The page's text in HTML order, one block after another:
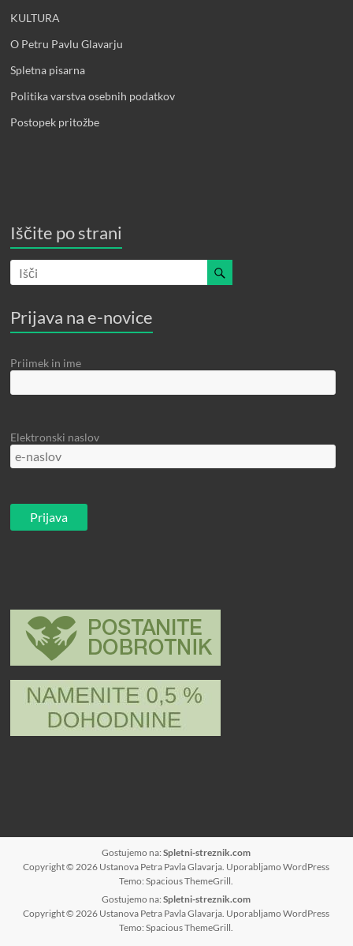
KULTURA
O Petru Pavlu Glavarju
Spletna pisarna
Politika varstva osebnih podatkov
Postopek pritožbe
Iščite po strani
Prijava na e-novice
Priimek in ime
Elektronski naslov
Gostujemo na:Spletni-streznik.com
Copyright © 2026 Ustanova Petra Pavla Glavarja . UporabljamoWordPress
Temo: SpaciousThemeGrill
Gostujemo na:Spletni-streznik.com
Copyright © 2026 Ustanova Petra Pavla Glavarja . UporabljamoWordPress
Temo: SpaciousThemeGrill